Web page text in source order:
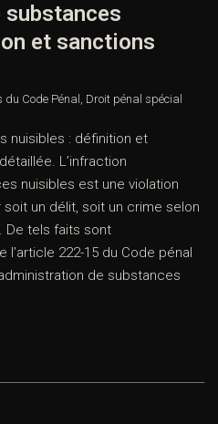
et sanctions
du Code Pénal , Droit pénal spécial
nuisibles : définition et
L’infraction
nuisibles est une violation
un délit, soit un crime selon
De tels faits sont
222-15 du Code pénal
de substances